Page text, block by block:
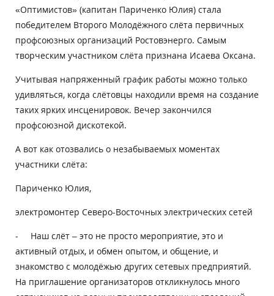
«Оптимистов» (капитан Париченко Юлия) стала
победителем Второго Молодёжного слёта первичных
профсоюзных организаций Ростовэнерго. Самым
творческим участником слёта признана Исаева Оксана.
Учитывая напряженный график работы можно только
удивляться, когда слётовцы находили время на создание
таких ярких инсценировок. Вечер закончился
профсоюзной дискотекой.
А вот как отозвались о незабываемых моментах
участники слёта:
Париченко Юлия,
электромонтер Северо-Восточных электрических сетей
- Наш слёт – это не просто мероприятие, это и
активный отдых, и обмен опытом, и общение, и
знакомство с молодёжью других сетевых предприятий.
На приглашение организаторов откликнулось много